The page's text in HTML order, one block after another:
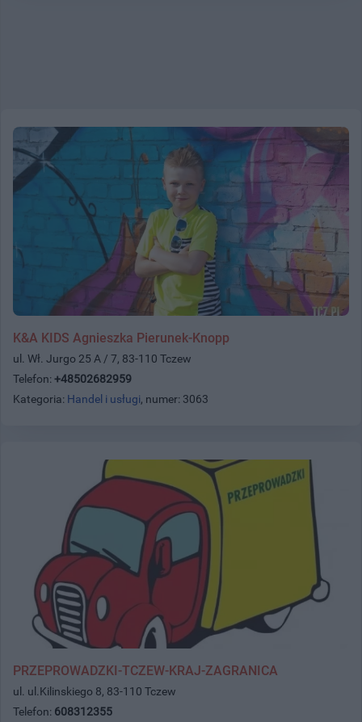
K&A KIDS Agnieszka Pierunek-Knopp
ul. Wł. Jurgo 25 A / 7, 83-110 Tczew
Telefon: +48502682959
Kategoria: Handel i usługi, numer: 3063
PRZEPROWADZKI-TCZEW-KRAJ-ZAGRANICA
ul. ul.Kilinskiego 8, 83-110 Tczew
Telefon: 608312355